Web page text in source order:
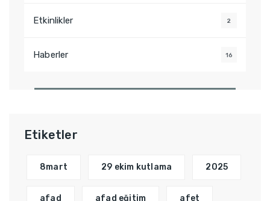
Etkinlikler 2
Haberler 16
Etiketler
8mart 29 ekim kutlama 2025
afad afad eğitim afet